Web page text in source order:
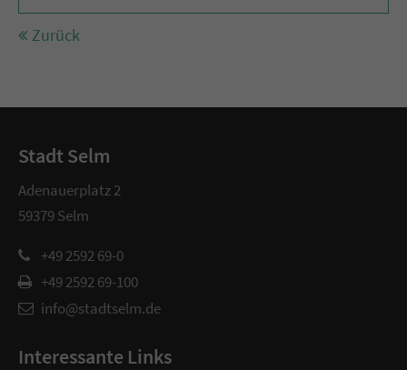
Zurück
Stadt Selm
Adenauerplatz 2
59379 Selm
+49 2592 69-0
+49 2592 69-100
info@stadtselm.de
Interessante Links